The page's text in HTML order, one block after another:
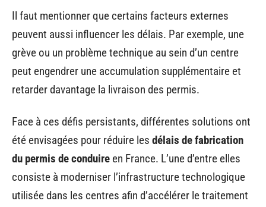
Il faut mentionner que certains facteurs externes
peuvent aussi influencer les délais. Par exemple, une
grève ou un problème technique au sein d’un centre
peut engendrer une accumulation supplémentaire et
retarder davantage la livraison des permis.
Face à ces défis persistants, différentes solutions ont
été envisagées pour réduire les délais de fabrication
du permis de conduire en France. L’une d’entre elles
consiste à moderniser l’infrastructure technologique
utilisée dans les centres afin d’accélérer le traitement